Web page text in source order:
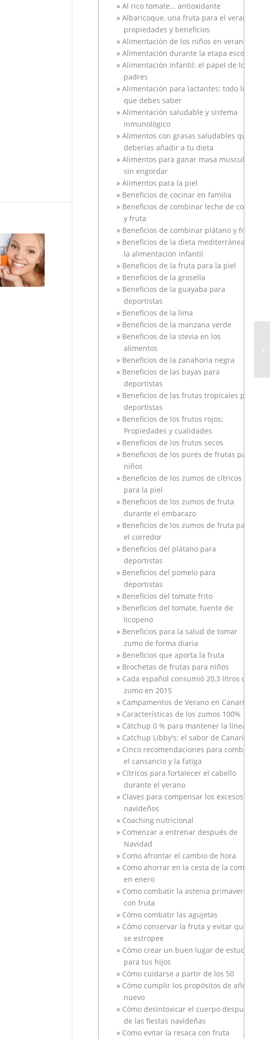
Al rico tomate… antioxidante
Albaricoque, una fruta para el verano
propiedades y beneficios
Alimentación de los niños en verano
Alimentación durante la etapa escolar
Alimentación infantil: el papel de los
padres
Alimentación para lactantes: todo lo
que debes saber
Alimentación saludable y sistema
inmunológico
Alimentos con grasas saludables que
deberías añadir a tu dieta
Alimentos para ganar masa muscular
sin engordar
Alimentos para la piel
Beneficios de cocinar en familia
Beneficios de combinar leche de coco
y fruta
Beneficios de combinar plátano y fresa
Beneficios de la dieta mediterránea en
la alimentación infantil
Beneficios de la fruta para la piel
Beneficios de la grosella
Beneficios de la guayaba para
deportistas
Beneficios de la lima
Beneficios de la manzana verde
Beneficios de la stevia en los
alimentos
Beneficios de la zanahoria negra
Beneficios de las bayas para
deportistas
Beneficios de las frutas tropicales para
deportistas
Beneficios de los frutos rojos:
Propiedades y cualidades
Beneficios de los frutos secos
Beneficios de los purés de frutas para
niños
Beneficios de los zumos de cítricos
para la piel
Beneficios de los zumos de fruta
durante el embarazo
Beneficios de los zumos de fruta para
el corredor
Beneficios del plátano para
deportistas
Beneficios del pomelo para
deportistas
Beneficios del tomate frito
Beneficios del tomate, fuente de
licopeno
Beneficios para la salud de tomar
zumo de forma diaria
Beneficios que aporta la fruta
Brochetas de frutas para niños
Cada español consumió 20,3 litros de
zumo en 2015
Campamentos de Verano en Canarias
Características de los zumos 100%
Cátchup 0 % para mantener la línea
Catchup Libby's: el sabor de Canarias
Cinco recomendaciones para combatir
el cansancio y la fatiga
Cítricos para fortalecer el cabello
durante el verano
Claves para compensar los excesos
navideños
Coaching nutricional
Comenzar a entrenar después de
Navidad
Como afrontar el cambio de hora
Como ahorrar en la cesta de la compra
en enero
Como combatir la astenia primaveral
con fruta
Cómo combatir las agujetas
Cómo conservar la fruta y evitar que
se estropee
Cómo crear un buen lugar de estudio
para tus hijos
Cómo cuidarse a partir de los 50
Cómo cumplir los propósitos de año
nuevo
Cómo desintoxicar el cuerpo después
de las fiestas navideñas
Como evitar la resaca con fruta